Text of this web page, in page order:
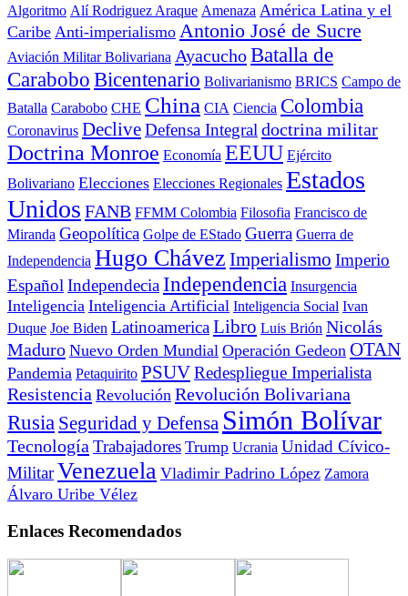
Algoritmo Alí Rodriguez Araque Amenaza América Latina y el
Caribe Anti-imperialismo Antonio José de Sucre
Aviación Militar Bolivariana AyacuchoBatalla de
Carabobo Bicentenario Bolivarianismo BRICS Campo de
Batalla Carabobo CHE China CIA Ciencia Colombia
Coronavirus DecliveDefensa Integral doctrina militar
Doctrina Monroe Economía EEUU Ejército
Bolivariano Elecciones Elecciones Regionales Estados
Unidos FANB FFMM Colombia Filosofia Francisco de
Miranda Geopolítica Golpe de EStado Guerra Guerra de
Independencia Hugo Chávez Imperialismo Imperio
Español IndependeciaIndependencia Insurgencia
Inteligencia Inteligencia Artificial Inteligencia Social Ivan
Duque Joe Biden LatinoamericaLibro Luis Brión Nicolás
Maduro Nuevo Orden Mundial Operación Gedeon OTAN
Pandemia Petaquirito PSUVRedespliegue Imperialista
Resistencia Revolución Revolución Bolivariana
Rusia Seguridad y Defensa Simón Bolívar
Tecnología Trabajadores Trump Ucrania Unidad Cívico-
MilitarVenezuela Vladimir Padrino López Zamora
Álvaro Uribe Vélez
Enlaces Recomendados